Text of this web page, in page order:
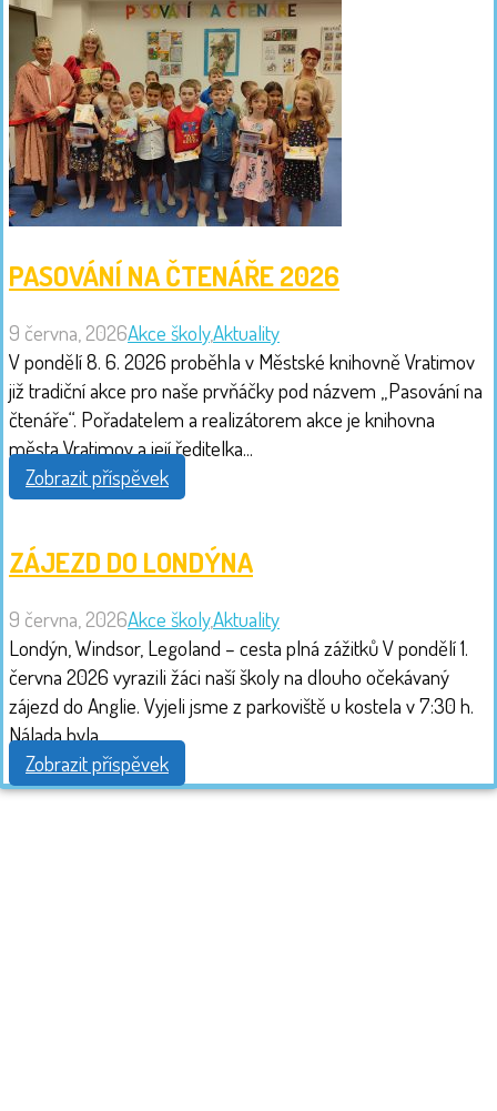
PASOVÁNÍ NA ČTENÁŘE 2026
9 června, 2026Akce školy,Aktuality
V pondělí 8. 6. 2026 proběhla v Městské knihovně Vratimov
již tradiční akce pro naše prvňáčky pod názvem „Pasování na
čtenáře“. Pořadatelem a realizátorem akce je knihovna
města Vratimov a její ředitelka...
Zobrazit příspěvek
ZÁJEZD DO LONDÝNA
9 června, 2026Akce školy,Aktuality
Londýn, Windsor, Legoland – cesta plná zážitků V pondělí 1.
června 2026 vyrazili žáci naší školy na dlouho očekávaný
zájezd do Anglie. Vyjeli jsme z parkoviště u kostela v 7:30 h.
Nálada byla...
Zobrazit příspěvek